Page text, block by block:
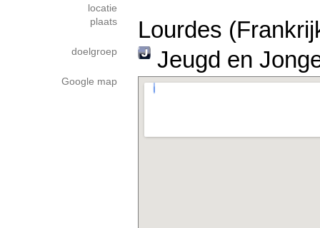
locatie
plaats
Lourdes
doelgroep Jeugd en
Google map